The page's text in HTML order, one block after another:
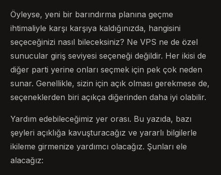
Öyleyse, yeni bir barındırma planına geçme
ihtimaliyle karşı karşıya kaldığınızda, hangisini
seçeceğinizi nasıl bileceksiniz? Ne VPS ne de özel
sunucular giriş seviyesi seçeneği değildir. Her ikisi de
diğer parti yerine onları seçmek için pek çok neden
sunar. Genellikle, sizin için açık olması gerekmese de,
seçeneklerden biri açıkça diğerinden daha iyi olabilir.
Yardım edebileceğimiz yer orası. Bu yazıda, bazı
şeyleri açıklığa kavuşturacağız ve yararlı bilgilerle
ikileme girmenize yardımcı olacağız. Şunları ele
alacağız: